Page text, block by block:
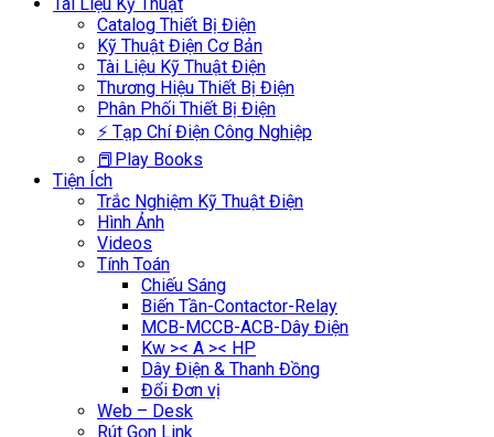
Catalog Thiết Bị Điện
Kỹ Thuật Điện Cơ Bản
Tài Liệu Kỹ Thuật Điện
Thương Hiệu Thiết Bị Điện
Phân Phối Thiết Bị Điện
⚡ Tạp Chí Điện Công Nghiệp
📕Play Books
Tiện Ích
Trắc Nghiệm Kỹ Thuật Điện
Hình Ảnh
Videos
Tính Toán
Chiếu Sáng
Biến Tần-Contactor-Relay
MCB-MCCB-ACB-Dây Điện
Kw >< A >< HP
Dây Điện & Thanh Đồng
Đổi Đơn vị
Web – Desk
Rút Gọn Link